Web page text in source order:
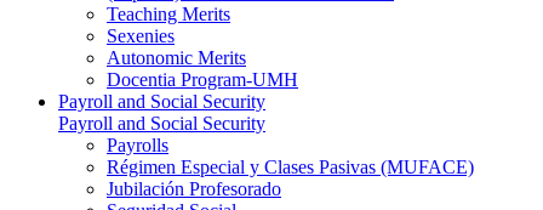
Teaching Merits
Sexenies
Autonomic Merits
Docentia Program-UMH
Payroll and Social Security
Payroll and Social Security
Payrolls
Régimen Especial y Clases Pasivas (MUFACE)
Jubilación Profesorado